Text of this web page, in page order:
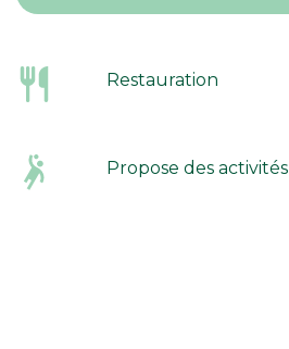
Restauration
Propose des activités